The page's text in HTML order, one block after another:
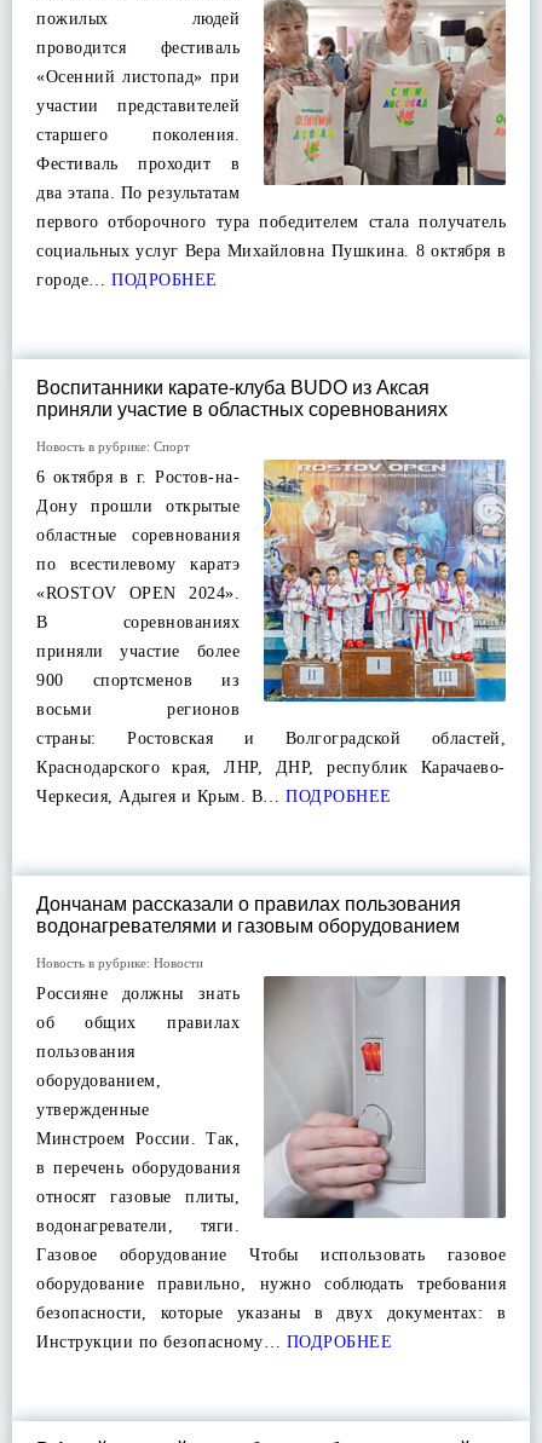
пожилых людей
проводится фестиваль
«Осенний листопад» при
участии представителей
старшего поколения.
Фестиваль проходит в
два этапа. По результатам
первого отборочного тура победителем стала получатель
социальных услуг Вера Михайловна Пушкина. 8 октября в
городе… ПОДРОБНЕЕ
Воспитанники карате-клуба BUDO из Аксая
приняли участие в областных соревнованиях
Новость в рубрике: Спорт
6 октября в г. Ростов-на-
Дону прошли открытые
областные соревнования
по всестилевому каратэ
«ROSTOV OPEN 2024».
В соревнованиях
приняли участие более
900 спортсменов из
восьми регионов
страны: Ростовская и Волгоградской областей,
Краснодарского края, ЛНР, ДНР, республик Карачаево-
Черкесия, Адыгея и Крым. В… ПОДРОБНЕЕ
Дончанам рассказали о правилах пользования
водонагревателями и газовым оборудованием
Новость в рубрике: Новости
Россияне должны знать
об общих правилах
пользования
оборудованием,
утвержденные
Минстроем России. Так,
в перечень оборудования
относят газовые плиты,
водонагреватели, тяги.
Газовое оборудование Чтобы использовать газовое
оборудование правильно, нужно соблюдать требования
безопасности, которые указаны в двух документах: в
Инструкции по безопасному… ПОДРОБНЕЕ